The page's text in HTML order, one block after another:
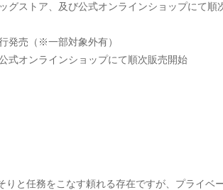
グストア、及び公式オンラインショップにて順
発売（※一部対象外有）
式オンラインショップにて順次販売開始
と任務をこなす頼れる存在ですが、プライベ